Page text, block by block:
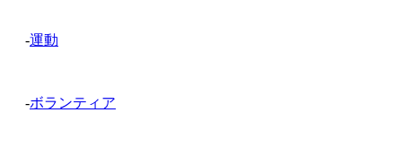
-運動
-ボランティア